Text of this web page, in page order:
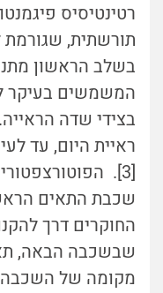
רטינטיסיס
תורשתית, שגורמת
בשלב הראשון
המשמשים בעיקר
בצידי שדה
ראיית היום, עד
[3].
שכבת התאים
החוקרים דרך
שבשכבה הבאה,
מקומה של